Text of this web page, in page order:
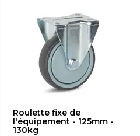
Roulette fixe de
l'équipement - 125mm -
130kg